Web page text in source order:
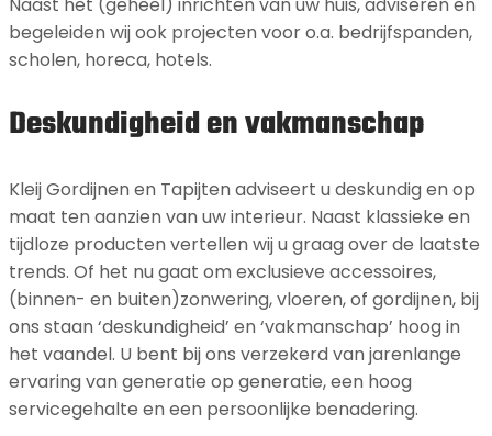
begeleiden wij ook projecten voor o.a. bedrijfspanden,
scholen, horeca, hotels.
Deskundigheid en vakmanschap
Kleij Gordijnen en Tapijten adviseert u deskundig en op
maat ten aanzien van uw interieur. Naast klassieke en
tijdloze producten vertellen wij u graag over de laatste
trends. Of het nu gaat om exclusieve accessoires,
(binnen- en buiten)zonwering, vloeren, of gordijnen, bij
ons staan ‘deskundigheid’ en ‘vakmanschap’ hoog in
het vaandel. U bent bij ons verzekerd van jarenlange
ervaring van generatie op generatie, een hoog
servicegehalte en een persoonlijke benadering.